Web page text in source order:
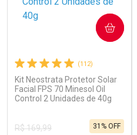
(112)
Kit Neostrata Protetor Solar
Facial FPS 70 Minesol Oil
Control 2 Unidades de 40g
R$ 169,99
31% OFF
COMPRAR